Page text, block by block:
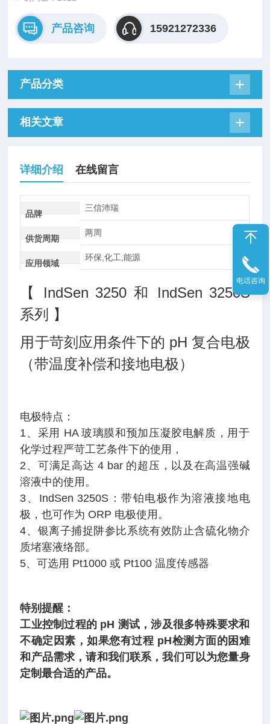
产品咨询 15921272336
产品分类
相关文章
详细介绍 在线留言
品牌
三信沛瑞
供货周期
两周
应用领域
环保,化工,能源
【 IndSen 3250 和 IndSen 3250S
系列 】
用于苛刻应用条件下的 pH 复合电极
（带温度补偿和接地电极）
电极特点 ：
1、采用 HA 玻璃膜和预加压凝胶电解质， 用于
化学过程严苛工艺条件下的使用，
2、可满足高达 4 bar 的超压，以及在高温强碱
溶液中的使用。
3、IndSen 3250S：带铂电极作为溶液接地电
极，也可作为 ORP 电极使用。
4、银离子捕捉阱参比系统有效防止含硫化物介
质堵塞液络部。
5、可选用 Pt1000 或 Pt100 温度传感器
特别提醒 ：
工业控制过程的 pH 测试，涉及很多特殊要求和
不确定因素，如果您有过程 pH检测方面的困难
和产品需求，请和我们联系，我们可以为您量身
定制最合适的产品。
电话咨询